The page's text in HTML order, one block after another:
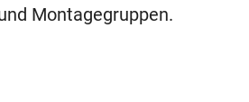
Montagegruppen.